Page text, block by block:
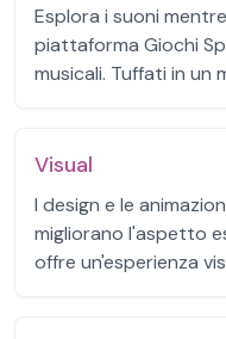
Esplora i suoni
piattaforma Giochi
musicali. Tuffati in un
Visual
I design e le
migliorano l'aspetto
offre un'esperienza